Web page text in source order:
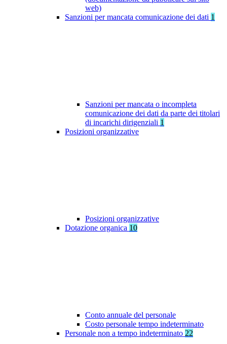
web)
Sanzioni per mancata comunicazione dei dati 1
Sanzioni per mancata o incompleta
comunicazione dei dati da parte dei titolari
di incarichi dirigenziali 1
Posizioni organizzative
Posizioni organizzative
Dotazione organica 10
Conto annuale del personale
Costo personale tempo indeterminato
Personale non a tempo indeterminato 22